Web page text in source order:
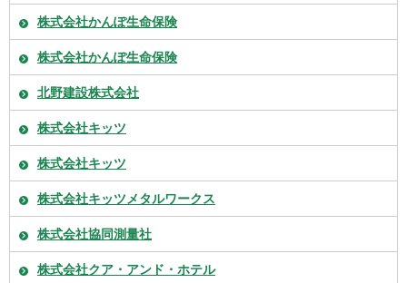
株式会社かんぽ生命保険
株式会社かんぽ生命保険
北野建設株式会社
株式会社キッツ
株式会社キッツ
株式会社キッツメタルワークス
株式会社協同測量社
株式会社クア・アンド・ホテル